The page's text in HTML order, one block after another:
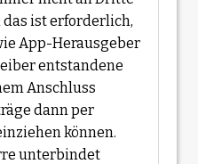
ist erforderlich,
App-Herausgeber
entstandene
Anschluss
dann per
können.
unterbindet